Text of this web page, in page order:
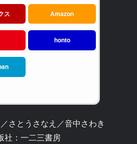
ス Amazon
honto
さとうさなえ／音中さわき
社：一二三書房